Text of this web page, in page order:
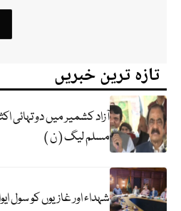
تازہ ترین خبریں
آزاد کشمیر میں دو
مسلم لیگ ( ن )
شہداء اور غازیوں کو سول